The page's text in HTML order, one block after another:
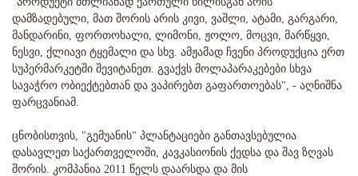
დამზადებული, მათ შორის არის კივი, ვაშლი, ატამი, გარგარი,
მანდარინი, ფორთოხალი, ლიმონი, ჟოლო, მოცვი, მარწყვი,
ნესვი, ქლიავი ტყემალი და სხვ. ამჟამად ჩვენი პროდუქცია ერთ
სუპერმარკეტში შევიტანეთ. გვაქვს მოლაპარაკებები სხვა
სავაჭრო ობიექტებთან და ვაპირებთ გაფართოებას", - აღნიშნა
ფარცვანიამ.
ცნობისთვის, "გემუანის" პლანტაციები განთავსებულია
დასავლეთ საქართველოში, კავკასიონის ქედსა და შავ ზღვას
შორის. კომპანია 2011 წელს დაარსდა და მის